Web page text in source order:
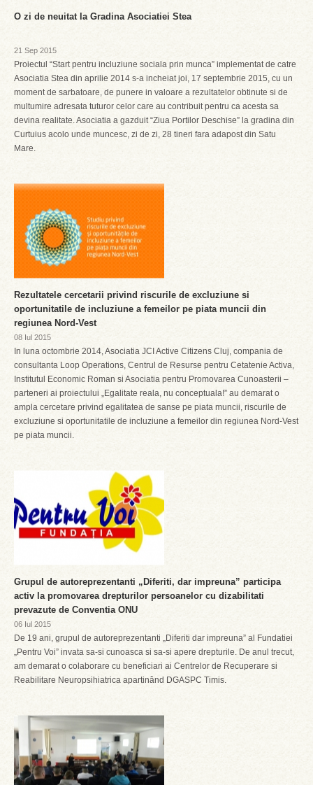
O zi de neuitat la Gradina Asociatiei Stea
21 Sep 2015
Proiectul “Start pentru incluziune sociala prin munca” implementat de catre
Asociatia Stea din aprilie 2014 s-a incheiat joi, 17 septembrie 2015, cu un
moment de sarbatoare, de punere in valoare a rezultatelor obtinute si de
multumire adresata tuturor celor care au contribuit pentru ca acesta sa
devina realitate. Asociatia a gazduit “Ziua Portilor Deschise” la gradina din
Curtuius acolo unde muncesc, zi de zi, 28 tineri fara adapost din Satu
Mare.
Rezultatele cercetarii privind riscurile de excluziune si
oportunitatile de incluziune a femeilor pe piata muncii din
regiunea Nord-Vest
08 Iul 2015
In luna octombrie 2014, Asociatia JCI Active Citizens Cluj, compania de
consultanta Loop Operations, Centrul de Resurse pentru Cetatenie Activa,
Institutul Economic Roman si Asociatia pentru Promovarea Cunoasterii –
parteneri ai proiectului „Egalitate reala, nu conceptuala!” au demarat o
ampla cercetare privind egalitatea de sanse pe piata muncii, riscurile de
excluziune si oportunitatile de incluziune a femeilor din regiunea Nord-Vest
pe piata muncii.
Grupul de autoreprezentanti „Diferiti, dar impreuna” participa
activ la promovarea drepturilor persoanelor cu dizabilitati
prevazute de Conventia ONU
06 Iul 2015
De 19 ani, grupul de autoreprezentanti „Diferiti dar impreuna” al Fundatiei
„Pentru Voi” invata sa-si cunoasca si sa-si apere drepturile. De anul trecut,
am demarat o colaborare cu beneficiari ai Centrelor de Recuperare si
Reabilitare Neuropsihiatrica apartinând DGASPC Timis.